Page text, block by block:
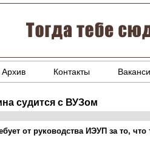
Архив Контакты
судится с ВУЗом
от руководства ИЭУП за то,